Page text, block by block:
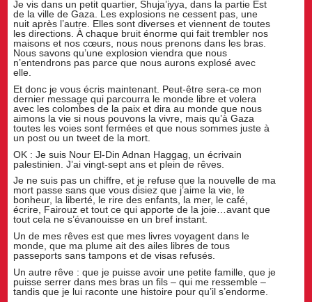
Je vis dans un petit quartier, Shuja’iyya, dans la partie Est
de la ville de Gaza. Les explosions ne cessent pas, une
nuit après l’autre. Elles sont diverses et viennent de toutes
les directions. À chaque bruit énorme qui fait trembler nos
maisons et nos cœurs, nous nous prenons dans les bras.
Nous savons qu’une explosion viendra que nous
n’entendrons pas parce que nous aurons explosé avec
elle.
Et donc je vous écris maintenant. Peut-être sera-ce mon
dernier message qui parcourra le monde libre et volera
avec les colombes de la paix et dira au monde que nous
aimons la vie si nous pouvons la vivre, mais qu’à Gaza
toutes les voies sont fermées et que nous sommes juste à
un post ou un tweet de la mort.
OK : Je suis Nour El-Din Adnan Haggag, un écrivain
palestinien. J’ai vingt-sept ans et plein de rêves.
Je ne suis pas un chiffre, et je refuse que la nouvelle de ma
mort passe sans que vous disiez que j’aime la vie, le
bonheur, la liberté, le rire des enfants, la mer, le café,
écrire, Fairouz et tout ce qui apporte de la joie…avant que
tout cela ne s’évanouisse en un bref instant.
Un de mes rêves est que mes livres voyagent dans le
monde, que ma plume ait des ailes libres de tous
passeports sans tampons et de visas refusés.
Un autre rêve : que je puisse avoir une petite famille, que je
puisse serrer dans mes bras un fils – qui me ressemble –
tandis que je lui raconte une histoire pour qu’il s’endorme.